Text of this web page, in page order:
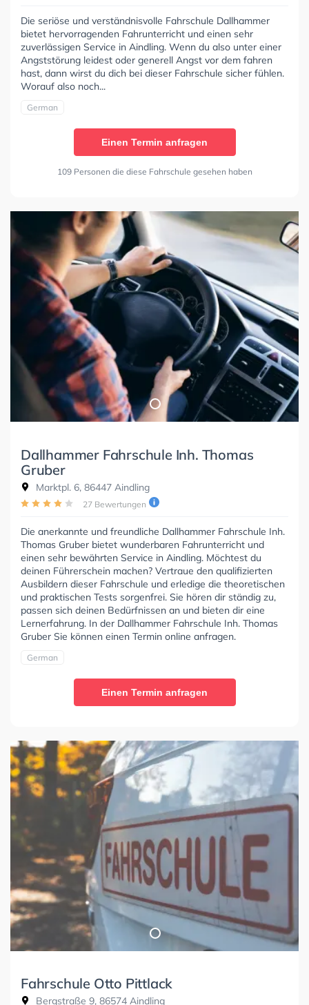
Die seriöse und verständnisvolle Fahrschule Dallhammer
bietet hervorragenden Fahrunterricht und einen sehr
zuverlässigen Service in Aindling. Wenn du also unter einer
Angststörung leidest oder generell Angst vor dem fahren
hast, dann wirst du dich bei dieser Fahrschule sicher fühlen.
Worauf also noch...
German
Einen Termin anfragen
109 Personen die diese Fahrschule gesehen haben
Dallhammer Fahrschule Inh. Thomas
Gruber
Marktpl. 6, 86447 Aindling
27 Bewertungen
Die anerkannte und freundliche Dallhammer Fahrschule Inh.
Thomas Gruber bietet wunderbaren Fahrunterricht und
einen sehr bewährten Service in Aindling. Möchtest du
deinen Führerschein machen? Vertraue den qualifizierten
Ausbildern dieser Fahrschule und erledige die theoretischen
und praktischen Tests sorgenfrei. Sie hören dir ständig zu,
passen sich deinen Bedürfnissen an und bieten dir eine
Lernerfahrung. In der Dallhammer Fahrschule Inh. Thomas
Gruber Sie können einen Termin online anfragen.
German
Einen Termin anfragen
Fahrschule Otto Pittlack
Bergstraße 9, 86574 Aindling